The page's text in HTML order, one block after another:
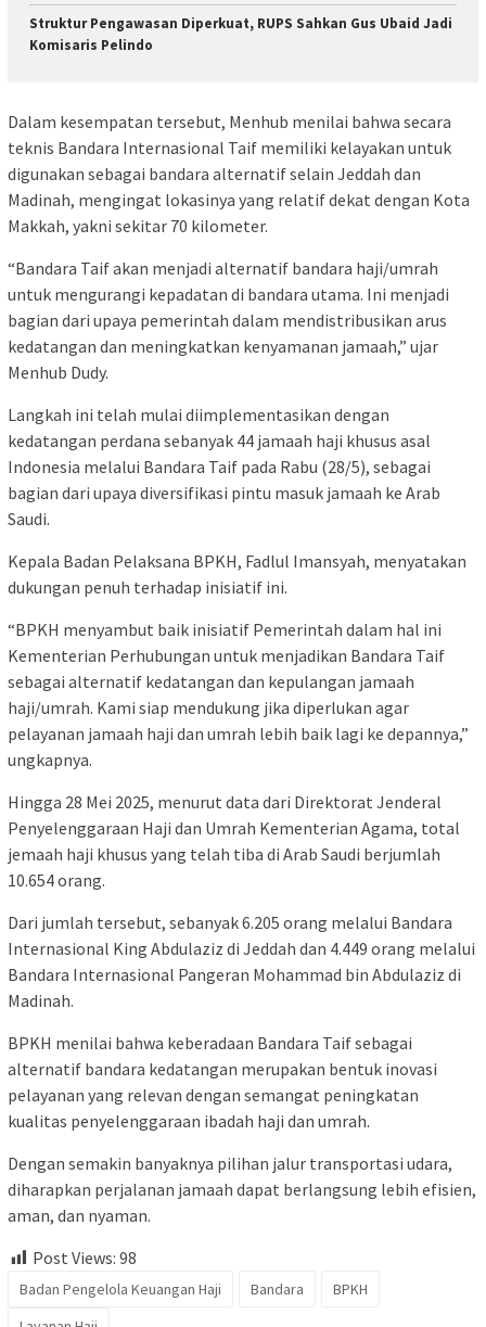
​Struktur Pengawasan Diperkuat, RUPS Sahkan Gus Ubaid Jadi
Komisaris Pelindo
Dalam kesempatan tersebut, Menhub menilai bahwa secara
teknis Bandara Internasional Taif memiliki kelayakan untuk
digunakan sebagai bandara alternatif selain Jeddah dan
Madinah, mengingat lokasinya yang relatif dekat dengan Kota
Makkah, yakni sekitar 70 kilometer.
“Bandara Taif akan menjadi alternatif bandara haji/umrah
untuk mengurangi kepadatan di bandara utama. Ini menjadi
bagian dari upaya pemerintah dalam mendistribusikan arus
kedatangan dan meningkatkan kenyamanan jamaah,” ujar
Menhub Dudy.
Langkah ini telah mulai diimplementasikan dengan
kedatangan perdana sebanyak 44 jamaah haji khusus asal
Indonesia melalui Bandara Taif pada Rabu (28/5), sebagai
bagian dari upaya diversifikasi pintu masuk jamaah ke Arab
Saudi.
Kepala Badan Pelaksana BPKH, Fadlul Imansyah, menyatakan
dukungan penuh terhadap inisiatif ini.
“BPKH menyambut baik inisiatif Pemerintah dalam hal ini
Kementerian Perhubungan untuk menjadikan Bandara Taif
sebagai alternatif kedatangan dan kepulangan jamaah
haji/umrah. Kami siap mendukung jika diperlukan agar
pelayanan jamaah haji dan umrah lebih baik lagi ke depannya,”
ungkapnya.
Hingga 28 Mei 2025, menurut data dari Direktorat Jenderal
Penyelenggaraan Haji dan Umrah Kementerian Agama, total
jemaah haji khusus yang telah tiba di Arab Saudi berjumlah
10.654 orang.
Dari jumlah tersebut, sebanyak 6.205 orang melalui Bandara
Internasional King Abdulaziz di Jeddah dan 4.449 orang melalui
Bandara Internasional Pangeran Mohammad bin Abdulaziz di
Madinah.
BPKH menilai bahwa keberadaan Bandara Taif sebagai
alternatif bandara kedatangan merupakan bentuk inovasi
pelayanan yang relevan dengan semangat peningkatan
kualitas penyelenggaraan ibadah haji dan umrah.
Dengan semakin banyaknya pilihan jalur transportasi udara,
diharapkan perjalanan jamaah dapat berlangsung lebih efisien,
aman, dan nyaman.
Post Views: 98
Badan Pengelola Keuangan Haji Bandara
BPKH